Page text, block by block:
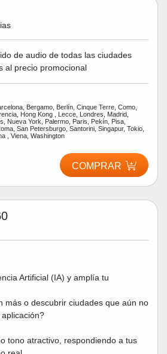
de audio de todas las ciudades
al precio promocional
Bergamo, Berlín, Cinque Terre, Como,
Hong Kong , Lecce, Londres, Madrid,
Nueva York, Palermo, Paris, Pekín, Pisa,
San Petersburgo, Santorini, Singapur, Tokio,
, Viena, Washington
COMPRAR
Artificial (IA) y amplía tu
más o descubrir ciudades que aún no
tono atractivo, respondiendo a tus